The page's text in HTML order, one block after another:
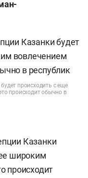
происходить с еще
происходит обычно в
Казанки
широким
происходит